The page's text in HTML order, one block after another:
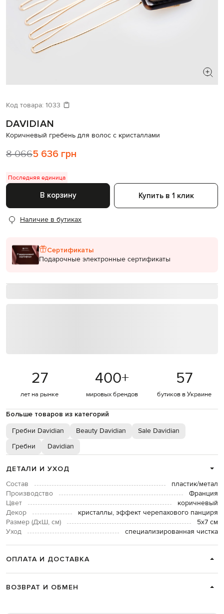
Код товара: 1033
DAVIDIAN
Коричневый гребень для волос с кристаллами
8 0665 636 грн
Последняя единица
В корзину Купить в 1 клик
Наличие в бутиках
Сертификаты
Подарочные электронные сертификаты
27
лет на рынке
400+
мировых брендов
57
бутиков в Украине
Больше товаров из категорий
Гребни Davidian Beauty Davidian
Sale Davidian
Гребни
Davidian
ДЕТАЛИ И УХОД
Состав
пластик/метал
Производство
Франция
Цвет
коричневый
Декор
кристаллы, эффект черепахового панциря
Размер (ДхШ, см)
5х7 см
Уход
специализированная чистка
ОПЛАТА И ДОСТАВКА
ВОЗВРАТ И ОБМЕН